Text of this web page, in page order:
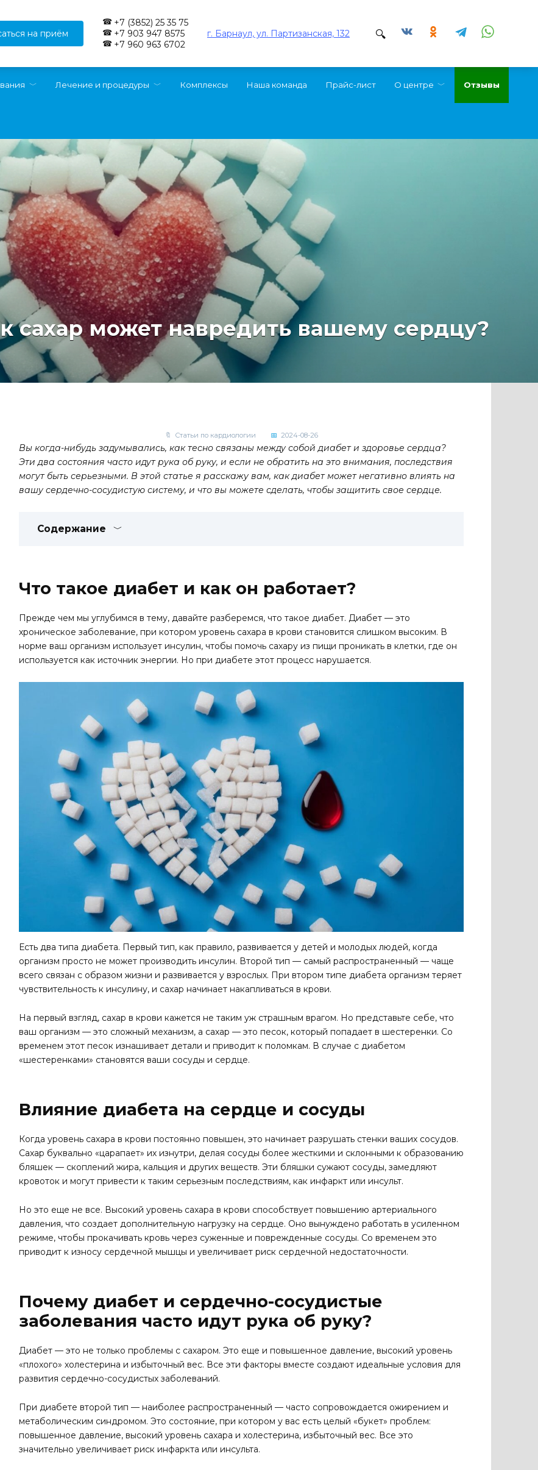
на приём
+7 (3852) 25 35 75
+7 903 947 8575
+7 960 963 6702
г. Барнаул, ул. Партизанская, 132
Лечение и процедуры Комплексы Наша команда Прайс-лист О центре Отзывы
сахар может навредить вашему сердцу?
Статьи по кардиологии 2024-08-26
Вы когда-нибудь задумывались, как тесно связаны между собой диабет и здоровье сердца?
Эти два состояния часто идут рука об руку, и если не обратить на это внимания, последствия
могут быть серьезными. В этой статье я расскажу вам, как диабет может негативно влиять на
вашу сердечно-сосудистую систему, и что вы можете сделать, чтобы защитить свое сердце.
Содержание
Что такое диабет и как он работает?
Прежде чем мы углубимся в тему, давайте разберемся, что такое диабет. Диабет — это
хроническое заболевание, при котором уровень сахара в крови становится слишком высоким. В
норме ваш организм использует инсулин, чтобы помочь сахару из пищи проникать в клетки, где он
используется как источник энергии. Но при диабете этот процесс нарушается.
Есть два типа диабета. Первый тип, как правило, развивается у детей и молодых людей, когда
организм просто не может производить инсулин. Второй тип — самый распространенный — чаще
всего связан с образом жизни и развивается у взрослых. При втором типе диабета организм теряет
чувствительность к инсулину, и сахар начинает накапливаться в крови.
На первый взгляд, сахар в крови кажется не таким уж страшным врагом. Но представьте себе, что
ваш организм — это сложный механизм, а сахар — это песок, который попадает в шестеренки. Со
временем этот песок изнашивает детали и приводит к поломкам. В случае с диабетом
«шестеренками» становятся ваши сосуды и сердце.
Влияние диабета на сердце и сосуды
Когда уровень сахара в крови постоянно повышен, это начинает разрушать стенки ваших сосудов.
Сахар буквально «царапает» их изнутри, делая сосуды более жесткими и склонными к образованию
бляшек — скоплений жира, кальция и других веществ. Эти бляшки сужают сосуды, замедляют
кровоток и могут привести к таким серьезным последствиям, как инфаркт или инсульт.
Но это еще не все. Высокий уровень сахара в крови способствует повышению артериального
давления, что создает дополнительную нагрузку на сердце. Оно вынуждено работать в усиленном
режиме, чтобы прокачивать кровь через суженные и поврежденные сосуды. Со временем это
приводит к износу сердечной мышцы и увеличивает риск сердечной недостаточности.
Почему диабет и сердечно-сосудистые
заболевания часто идут рука об руку?
Диабет — это не только проблемы с сахаром. Это еще и повышенное давление, высокий уровень
«плохого» холестерина и избыточный вес. Все эти факторы вместе создают идеальные условия для
развития сердечно-сосудистых заболеваний.
При диабете второй тип — наиболее распространенный — часто сопровождается ожирением и
метаболическим синдромом. Это состояние, при котором у вас есть целый «букет» проблем:
повышенное давление, высокий уровень сахара и холестерина, избыточный вес. Все это
значительно увеличивает риск инфаркта или инсульта.